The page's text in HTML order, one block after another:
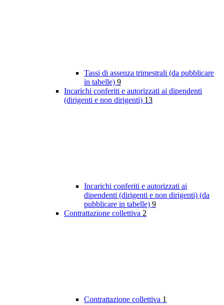
Tassi di assenza trimestrali (da pubblicare
in tabelle) 9
Incarichi conferiti e autorizzati ai dipendenti
(dirigenti e non dirigenti) 13
Incarichi conferiti e autorizzati ai
dipendenti (dirigenti e non dirigenti) (da
pubblicare in tabelle) 9
Contrattazione collettiva 2
Contrattazione collettiva 1